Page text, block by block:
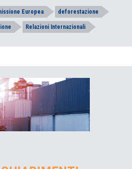
Europea deforestazione
Relazioni Internazionali